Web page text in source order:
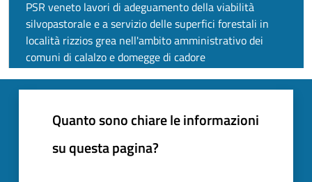
PSR veneto lavori di adeguamento della viabilità
silvopastorale e a servizio delle superfici forestali in
località rizzios grea nell'ambito amministrativo dei
comuni di calalzo e domegge di cadore
Quanto sono chiare le informazioni
su questa pagina?